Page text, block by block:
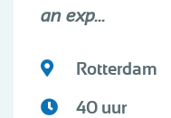
an exp...
Rotterdam
40 uur